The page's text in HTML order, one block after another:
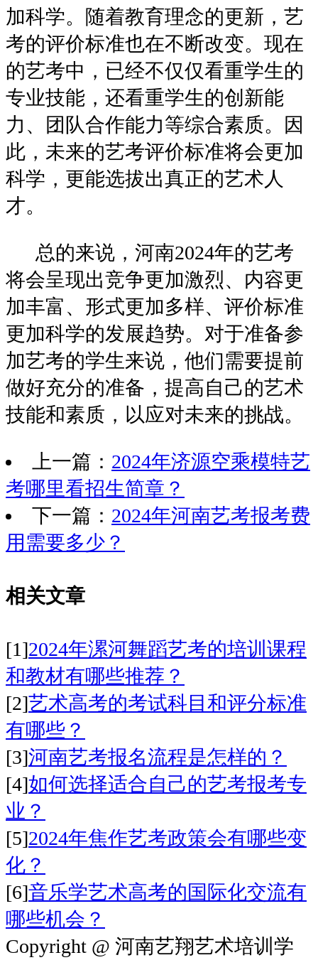
加科学。随着教育理念的更新，艺
考的评价标准也在不断改变。现在
的艺考中，已经不仅仅看重学生的
专业技能，还看重学生的创新能
力、团队合作能力等综合素质。因
此，未来的艺考评价标准将会更加
科学，更能选拔出真正的艺术人
才。
总的来说，河南2024年的艺考
将会呈现出竞争更加激烈、内容更
加丰富、形式更加多样、评价标准
更加科学的发展趋势。对于准备参
加艺考的学生来说，他们需要提前
做好充分的准备，提高自己的艺术
技能和素质，以应对未来的挑战。
上一篇： 2024年济源空乘模特艺
考哪里看招生简章？
下一篇： 2024年河南艺考报考费
用需要多少？
相关文章
[1]2024年漯河舞蹈艺考的培训课程
和教材有哪些推荐？
[2]艺术高考的考试科目和评分标准
有哪些？
[3]河南艺考报名流程是怎样的？
[4]如何选择适合自己的艺考报考专
业？
[5]2024年焦作艺考政策会有哪些变
化？
[6]音乐学艺术高考的国际化交流有
哪些机会？
Copyright @ 河南艺翔艺术培训学